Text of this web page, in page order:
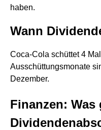
haben.
Wann
Coca-Cola schüttet 4
Ausschüttungsmonate
Dezember.
Finanzen: Was